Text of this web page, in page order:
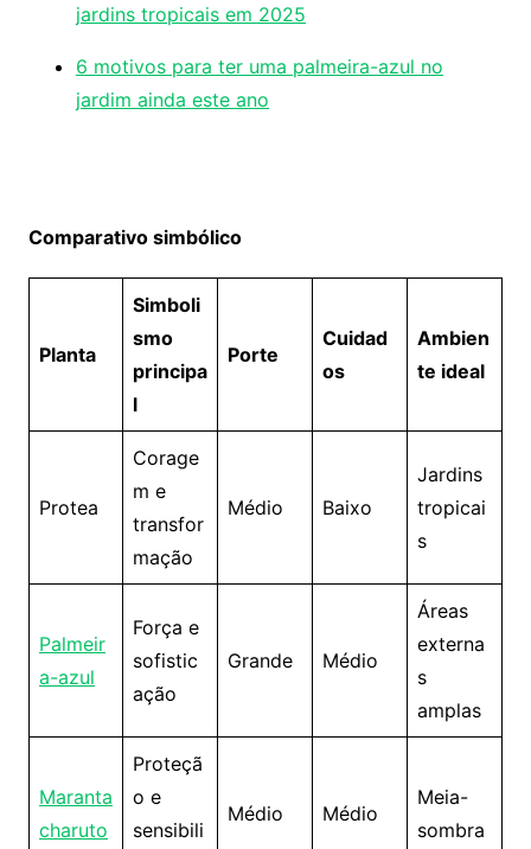
jardins tropicais em 2025
6 motivos para ter uma palmeira-azul no
jardim ainda este ano
Comparativo simbólico
Planta
Simboli
smo
principa
l
Porte
Cuidad
os
Ambien
te ideal
Protea
Corage
m e
transfor
mação
Médio Baixo
Jardins
tropicai
s
Palmeir
a-azul
Força e
sofistic
ação
Grande Médio
Áreas
externa
s
amplas
Maranta
charuto
Proteçã
o e
sensibili
Médio Médio
Meia-
sombra